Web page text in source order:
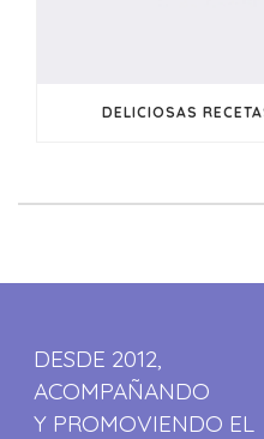
DELICIOSAS
DESDE 2012,
ACOMPAÑANDO
Y PROMOVIENDO EL